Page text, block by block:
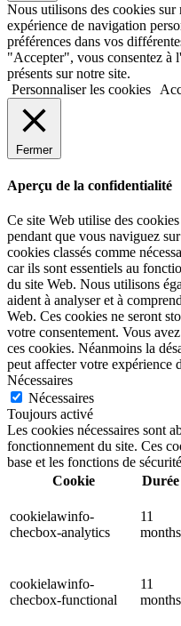
Nous utilisons des cookies
expérience de navigation
préférences dans vos
"Accepter", vous consentez à
présents sur notre site.
Personnaliser les cookies
Fermer
Aperçu de la confidentialité
Ce site Web utilise des
pendant que vous naviguez
cookies classés comme
car ils sont essentiels au
du site Web. Nous utilisons
aident à analyser et à
Web. Ces cookies ne seront
votre consentement. Vous
ces cookies. Néanmoins la
peut affecter votre expérience
Nécessaires
Nécessaires
Toujours activé
Les cookies nécessaires sont
fonctionnement du site. Ces
base et les fonctions de
Cookie
Durée
cookielawinfo-
checbox-analytics
11
months
cookielawinfo-
checbox-functional
11
months